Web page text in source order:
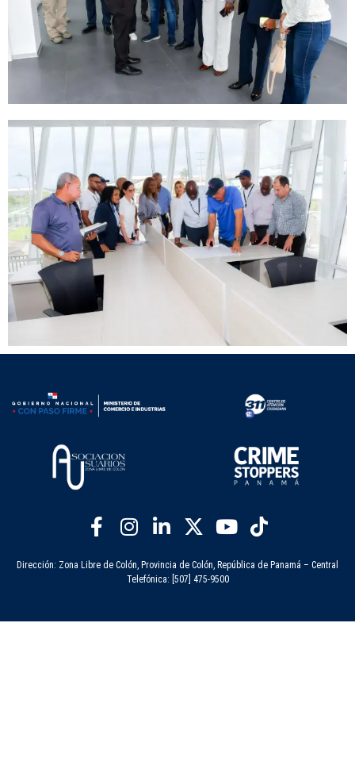
Dirección: Zona Libre de Colón, Provincia de Colón, República de Panamá – Central
Telefónica: [507] 475-9500